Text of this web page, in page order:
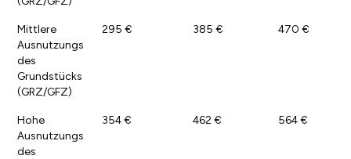
Mittlere
Ausnutzungs
des
Grundstücks
(GRZ/GFZ)
295 € 385 € 470 €
Hohe
Ausnutzungs
des
354 € 462 € 564 €